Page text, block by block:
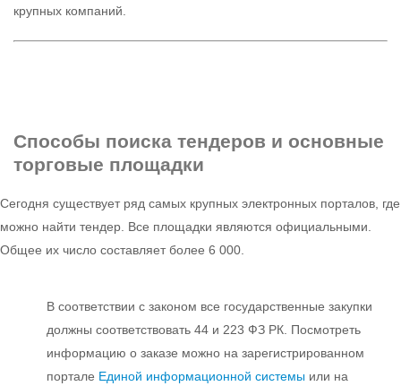
крупных компаний.
Способы поиска тендеров и основные
торговые площадки
Сегодня существует ряд самых крупных электронных порталов, где
можно найти тендер. Все площадки являются официальными.
Общее их число составляет более 6 000.
В соответствии с законом все государственные закупки
должны соответствовать 44 и 223 ФЗ РК. Посмотреть
информацию о заказе можно на зарегистрированном
портале Единой информационной системы или на